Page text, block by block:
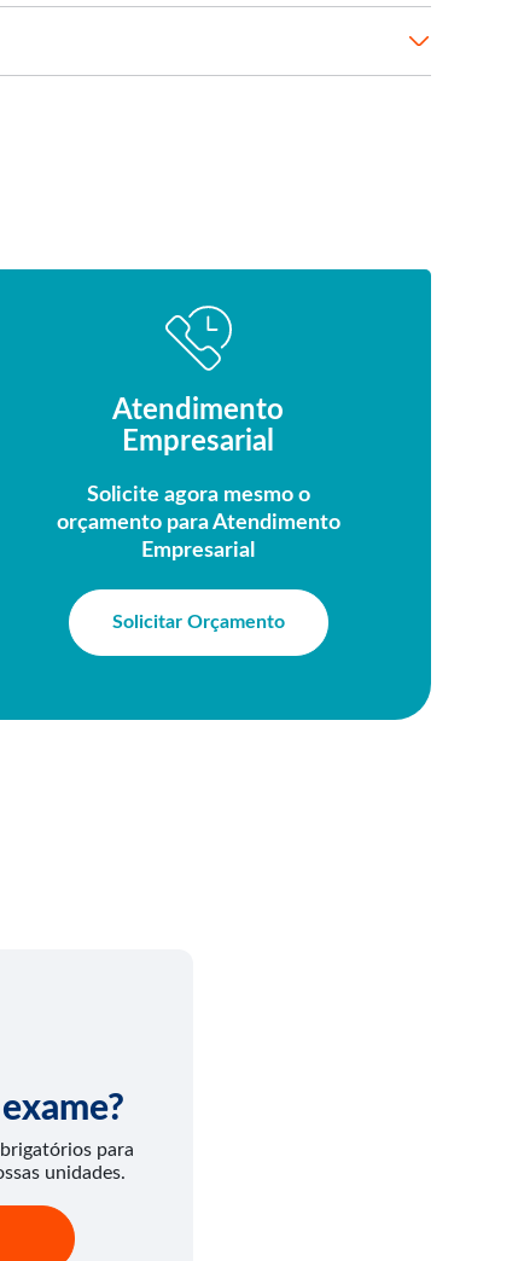
Atendimento
Empresarial
Solicite agora mesmo o
orçamento para Atendimento
Empresarial
Solicitar Orçamento
para
unidades.